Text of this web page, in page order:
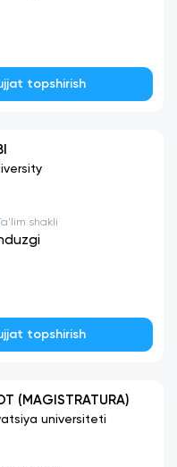
topshirish
shakli
topshirish
(MAGISTRATURA)
universiteti